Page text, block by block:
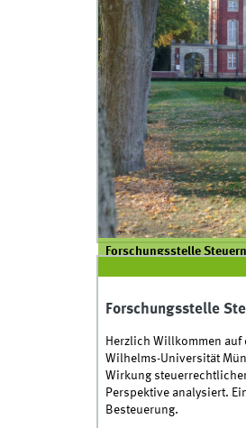
Forschungsstelle
Forschungsstelle
Herzlich Willkommen auf
Wilhelms-Universität
Wirkung
Perspektive analysiert.
Besteuerung.